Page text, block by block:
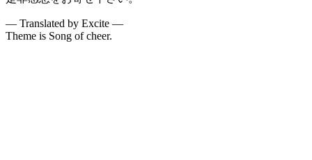
— Translated by Excite —
Theme is Song of cheer.